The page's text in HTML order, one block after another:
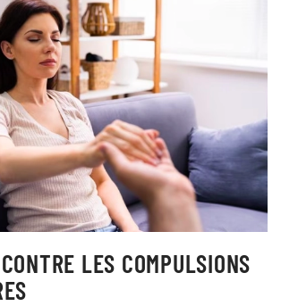
LES COMPULSIONS